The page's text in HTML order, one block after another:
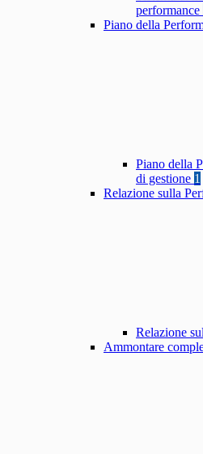
performance
Piano della
Piano della
di gestione 1
Relazione sulla
Relazione
Ammontare